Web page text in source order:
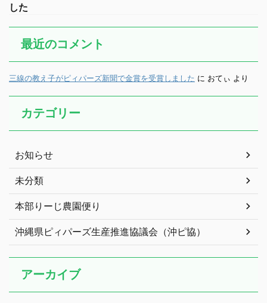
した
最近のコメント
三線の教え子がピィパーズ新聞で金賞を受賞しました に おてぃ より
カテゴリー
お知らせ
未分類
本部りーじ農園便り
沖縄県ピィパーズ生産推進協議会（沖ピ協）
アーカイブ